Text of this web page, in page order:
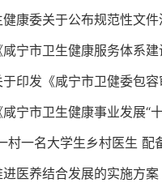
康委关于公布规范性文
宁市卫生健康服务体系
印发《咸宁市卫健委包容
宁市卫生健康事业发展“
村一名大学生乡村医生 配
医养结合发展的实施方案